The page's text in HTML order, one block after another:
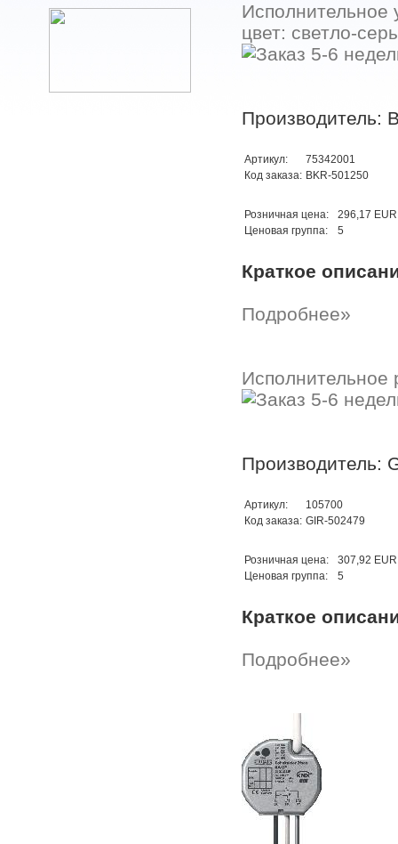
Исполнительное
цвет: светло-
Производитель:
Артикул:
75342001
Код заказа: BKR-501250
Розничная цена:
296,17 EUR
Ценовая группа:
5
Краткое
Подробнее»
Исполнительное
Производитель:
Артикул:
105700
Код заказа: GIR-502479
Розничная цена:
307,92 EUR
Ценовая группа:
5
Краткое
Подробнее»